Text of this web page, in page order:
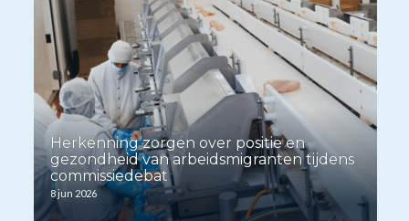
Herkenning zorgen over positie en
gezondheid van arbeidsmigranten tijdens
commissiedebat
8 jun 2026